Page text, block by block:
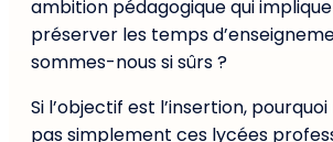
ambition pédagogique qui
préserver les temps
sommes-nous si sûrs ?
Si l’objectif est l’insertion,
pas simplement ces lycées